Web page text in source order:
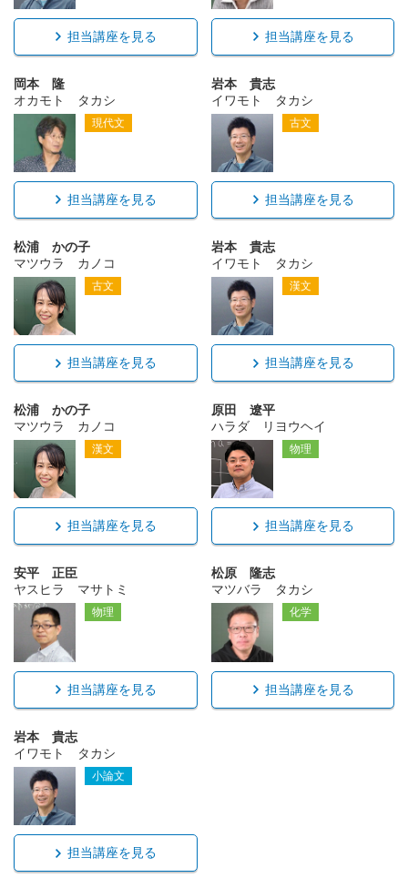
担当講座を見る 担当講座を見る
岡本 隆
オカモト タカシ
現代文
担当講座を見る
岩本 貴志
イワモト タカシ
古文
担当講座を見る
松浦 かの子
マツウラ カノコ
古文
担当講座を見る
岩本 貴志
イワモト タカシ
漢文
担当講座を見る
松浦 かの子
マツウラ カノコ
漢文
担当講座を見る
原田 遼平
ハラダ リヨウヘイ
物理
担当講座を見る
安平 正臣
ヤスヒラ マサトミ
物理
担当講座を見る
松原 隆志
マツバラ タカシ
化学
担当講座を見る
岩本 貴志
イワモト タカシ
小論文
担当講座を見る